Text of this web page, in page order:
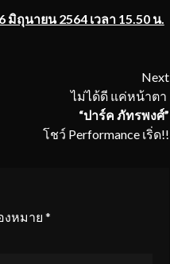
6 มิถุนายน 2564 เวลา 15.50 น.
Next
ไม่ได้ดี แค่หน้าตา
“ปาร์ค ภัทรพงศ์”
โชว์ Performance เริ่ด!!
งหมาย *